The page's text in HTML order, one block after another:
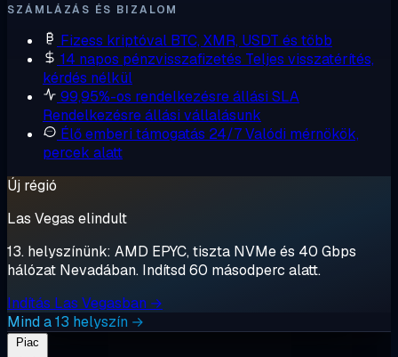
SZÁMLÁZÁS ÉS BIZALOM
Fizess kriptóval BTC, XMR, USDT és több
14 napos pénzvisszafizetés Teljes visszatérítés,
kérdés nélkül
99,95%-os rendelkezésre állási SLA
Rendelkezésre állási vállalásunk
Élő emberi támogatás 24/7Valódi mérnökök,
percek alatt
Új régió
Las Vegas elindult
13. helyszínünk: AMD EPYC, tiszta NVMe és 40 Gbps
hálózat Nevadában. Indítsd 60 másodperc alatt.
Indítás Las Vegasban →
Mind a 13 helyszín →